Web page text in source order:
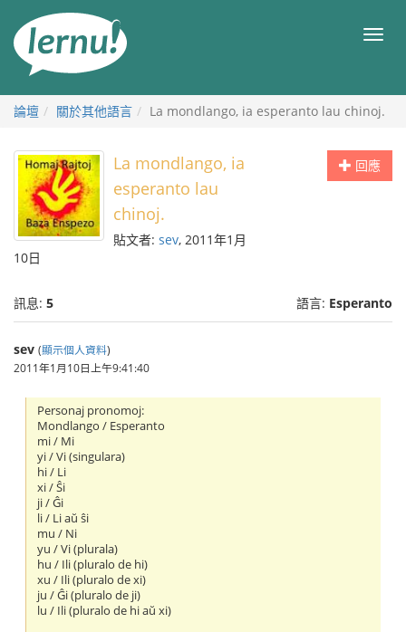
目
論壇 關於其他語言 La mondlango, ia esperanto lau chinoj.
回應
La mondlango, ia
esperanto lau
chinoj.
貼文者: sev, 2011年1月
10日
訊息: 5 語言: Esperanto
sev (顯示個人資料)
2011年1月10日上午9:41:40
Personaj pronomoj:
Mondlango / Esperanto
mi / Mi
yi / Vi (singulara)
hi / Li
xi / Ŝi
ji / Ĝi
li / Li aŭ ŝi
mu / Ni
yu / Vi (plurala)
hu / Ili (pluralo de hi)
xu / Ili (pluralo de xi)
ju / Ĝi (pluralo de ji)
lu / Ili (pluralo de hi aŭ xi)